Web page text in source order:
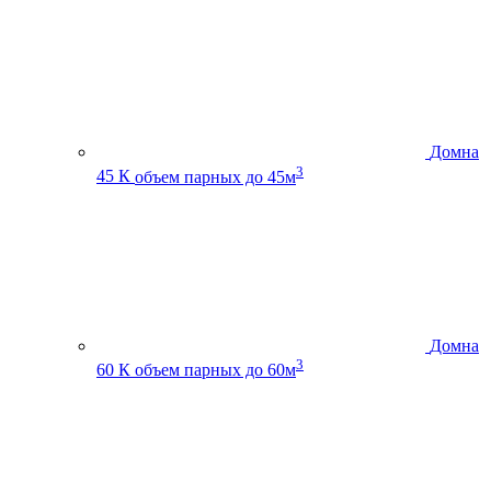
Домна
45 К объем парных до 45м3
Домна
60 К объем парных до 60м3